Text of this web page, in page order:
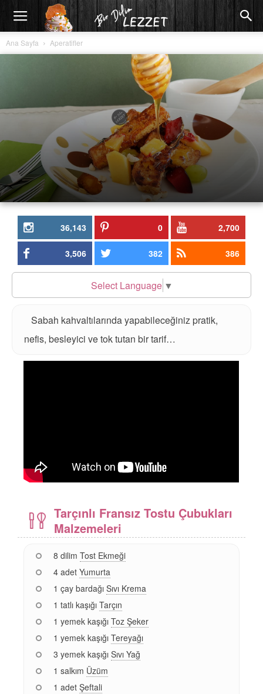
Ana Sayfa Aperatifler
36,143 0 2,700
3,506 382 386
Select Language ▼
Sabah kahvaltılarında yapabileceğiniz pratik,
nefis, besleyici ve tok tutan bir tarif…
Tarçınlı Fransız Tostu Çubukları
Malzemeleri
8 dilim Tost Ekmeği
4 adet Yumurta
1 çay bardağı Sıvı Krema
1 tatlı kaşığı Tarçın
1 yemek kaşığı Toz Şeker
1 yemek kaşığı Tereyağı
3 yemek kaşığı Sıvı Yağ
1 salkım Üzüm
1 adet Şeftali